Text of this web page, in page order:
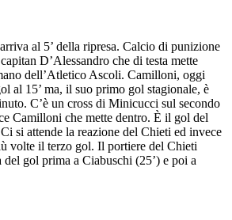
arriva al 5’ della ripresa. Calcio di punizione
D’Alessandro che di testa mette
dell’Atletico Ascoli. Camilloni, oggi
al 15’ ma, il suo primo gol stagionale, è
C’è un cross di Minicucci sul secondo
Camilloni che mette dentro. È il gol del
si attende la reazione del Chieti ed invece
volte il terzo gol. Il portiere del Chieti
gol prima a Ciabuschi (25’) e poi a